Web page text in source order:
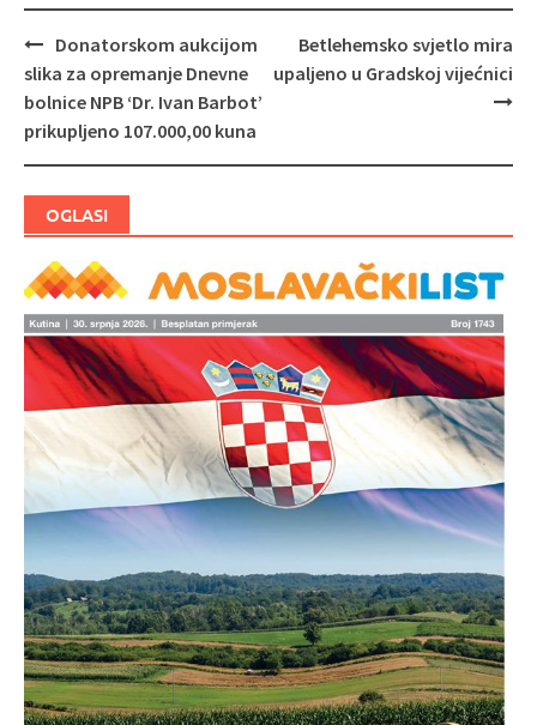
Navigacija
objava
Donatorskom aukcijom
slika za opremanje Dnevne
bolnice NPB ‘Dr. Ivan Barbot’
prikupljeno 107.000,00 kuna
Betlehemsko svjetlo mira
upaljeno u Gradskoj vijećnici
OGLASI